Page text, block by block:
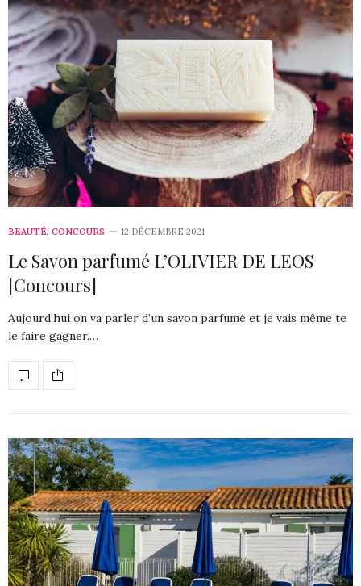
BEAUTÉ, CONCOURS 12 DÉCEMBRE 2021
Le Savon parfumé L’OLIVIER DE LEOS
[Concours]
Aujourd’hui on va parler d’un savon parfumé et je vais même te
le faire gagner.…